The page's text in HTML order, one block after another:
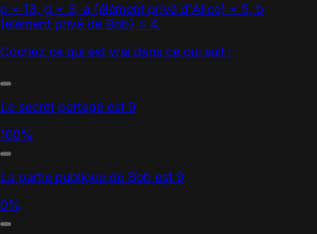
p = 13, g = 3, a (élément privé d'Alice) = 5, b
(élément privé de Bob) = 4.
Cochez ce qui est vrai dans ce qui suit :
Le secret partagé est 9
100%
La partie publique de Bob est 9
0%